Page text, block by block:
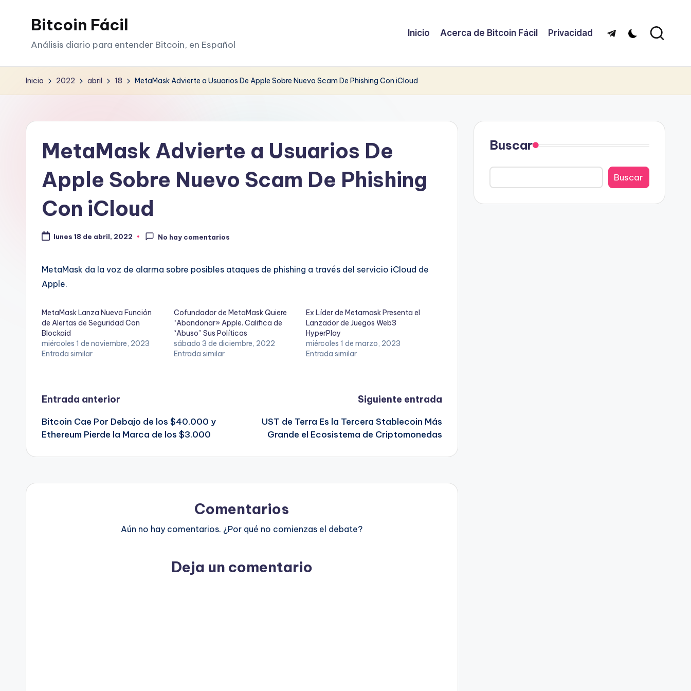
Bitcoin Fácil
Análisis diario para entender Bitcoin, en Español
Inicio Acerca de Bitcoin Fácil Privacidad Telegram
Inicio 2022 abril 18 MetaMask Advierte a Usuarios De Apple Sobre Nuevo Scam De Phishing Con iCloud
MetaMask Advierte a Usuarios De
Apple Sobre Nuevo Scam De Phishing
Con iCloud
lunes 18 de abril, 2022 No hay comentarios
MetaMask da la voz de alarma sobre posibles ataques de phishing a través del servicio iCloud de
Apple.
MetaMask Lanza Nueva Función
de Alertas de Seguridad Con
Blockaid
miércoles 1 de noviembre, 2023
Entrada similar
Cofundador de MetaMask Quiere
“Abandonar» Apple. Califica de
“Abuso” Sus Políticas
sábado 3 de diciembre, 2022
Entrada similar
Ex Líder de Metamask Presenta el
Lanzador de Juegos Web3
HyperPlay
miércoles 1 de marzo, 2023
Entrada similar
Navegación
de
entradas
Entrada anterior
Bitcoin Cae Por Debajo de los $40.000 y
Ethereum Pierde la Marca de los $3.000
Siguiente entrada
UST de Terra Es la Tercera Stablecoin Más
Grande el Ecosistema de Criptomonedas
Comentarios
Aún no hay comentarios. ¿Por qué no comienzas el debate?
Deja un comentario
Buscar
Buscar